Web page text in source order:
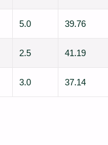
5.0 39.76
2.5 41.19
3.0 37.14